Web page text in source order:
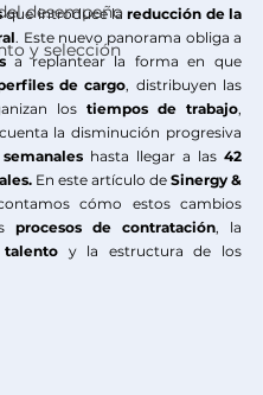
desempeño
y selección
que introduce la reducción de la
. Este nuevo panorama obliga a
a replantear la forma en que
de cargo, distribuyen las
los tiempos de trabajo,
la disminución progresiva
hasta llegar a las 42
En este artículo de Sinergy &
cómo estos cambios
procesos de contratación
talento y la estructura de los